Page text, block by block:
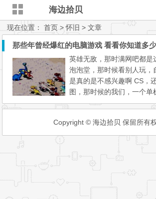
海边拾贝
现在位置：首页 > 怀旧 > 文章
那些年曾经爆红的电脑游戏 看看你知道多
英雄无敌，那时满网吧都是
泡泡堂，那时候看别人玩，
是真的是不感兴趣啊 CS，
图，那时候的我们，一个单
玩上几个小时。 小编那时
游戏，想起了小时候。 仙剑
P。 流星蝴蝶剑，每个人的
Copyright © 海边拾贝 保留所有